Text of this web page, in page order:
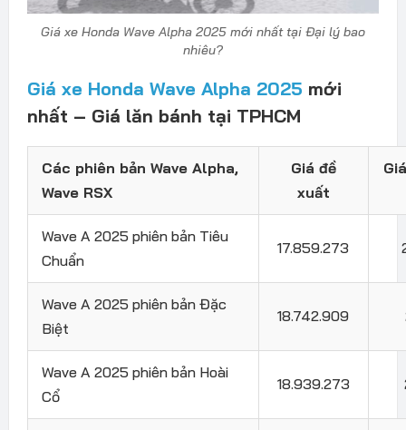
Giá xe Honda Wave Alpha 2025 mới nhất tại Đại lý bao
nhiêu?
Giá xe Honda Wave Alpha 2025 mới
nhất – Giá lăn bánh tại TPHCM
Các phiên bản Wave Alpha,
Wave RSX
Giá đề
xuất
Wave A 2025 phiên bản Tiêu
Chuẩn
17.859.273
Wave A 2025 phiên bản Đặc
Biệt
18.742.909
Wave A 2025 phiên bản Hoài
Cổ
18.939.273